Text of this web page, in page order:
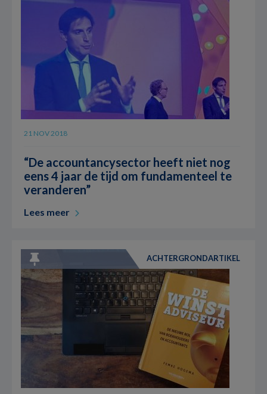
21 NOV 2018
“De accountancysector heeft niet nog
eens 4 jaar de tijd om fundamenteel te
veranderen”
Lees meer
ACHTERGRONDARTIKEL